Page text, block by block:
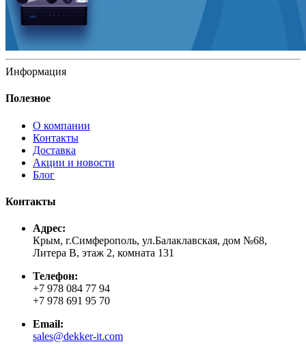
Информация
Полезное
О компании
Контакты
Доставка
Акции и новости
Блог
Контакты
Адрес:
Крым, г.Симферополь, ул.Балаклавская, дом №68,
Литера В, этаж 2, комната 131
Телефон:
+7 978 084 77 94
+7 978 691 95 70
Email:
sales@dekker-it.com